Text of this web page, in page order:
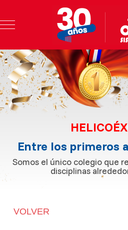
Mobile Menu Toggle
Entre los primeros
Somos el único colegio que
disciplinas
VOLVER